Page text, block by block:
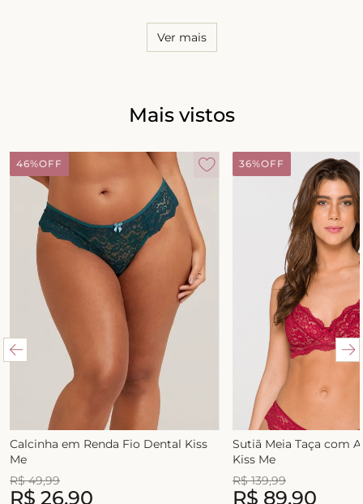
caimento, tanto para as calcinhas quanto para os sutiãs.
Ver mais
Mais vistos
46%OFF
Calcinha em Renda Fio Dental Kiss
Me
R$ 49,99
R$ 26,90
36%OFF
Sutiã Meia Taça com
Kiss Me
R$ 139,99
R$ 89,90